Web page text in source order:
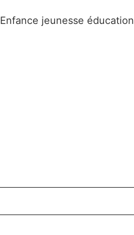
Enfance jeunesse éducation